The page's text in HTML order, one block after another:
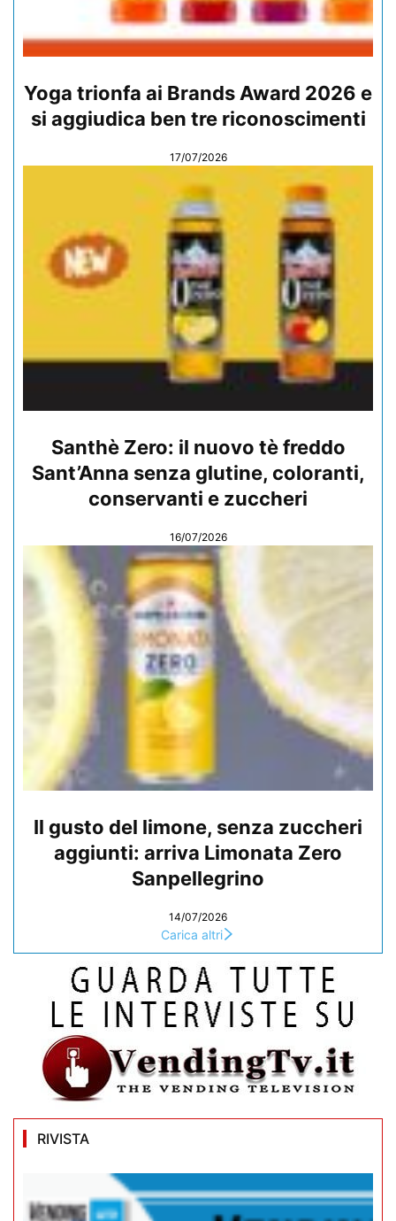
Yoga trionfa ai Brands Award 2026 e
si aggiudica ben tre riconoscimenti
17/07/2026
Santhè Zero: il nuovo tè freddo
Sant’Anna senza glutine, coloranti,
conservanti e zuccheri
16/07/2026
Il gusto del limone, senza zuccheri
aggiunti: arriva Limonata Zero
Sanpellegrino
14/07/2026
Carica altri
RIVISTA